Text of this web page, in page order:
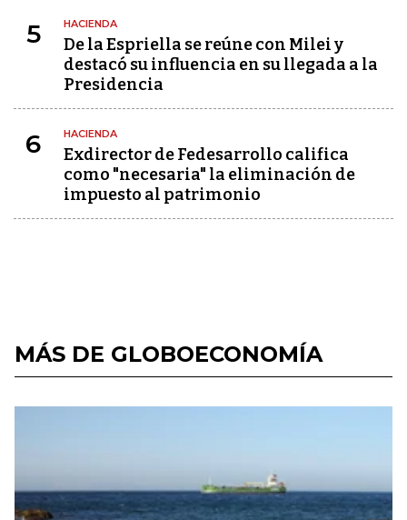
5 HACIENDA
De la Espriella se reúne con Milei y
destacó su influencia en su llegada a la
Presidencia
6 HACIENDA
Exdirector de Fedesarrollo califica
como "necesaria" la eliminación de
impuesto al patrimonio
MÁS DE GLOBOECONOMÍA